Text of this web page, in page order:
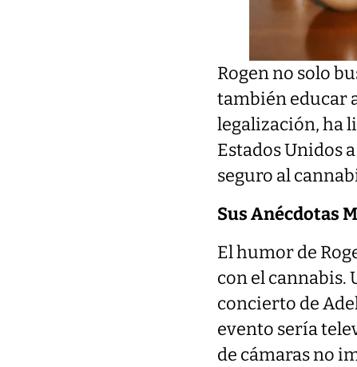
Rogen no solo
también educar
legalización, ha
Estados Unidos
seguro al
Sus Anécdotas
El humor de
con el cannabis.
concierto de
evento sería
de cámaras no